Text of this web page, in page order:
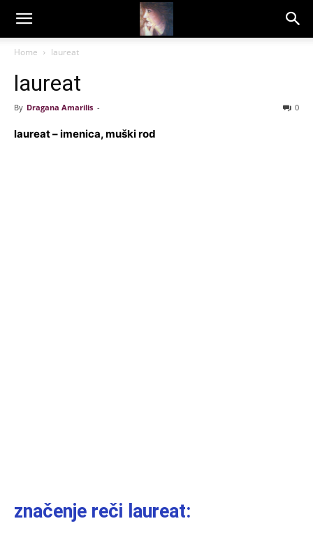
Dragana
Amarilis
Home laureat
laureat
By Dragana Amarilis - 0
laureat – imenica, muški rod
značenje reči laureat: